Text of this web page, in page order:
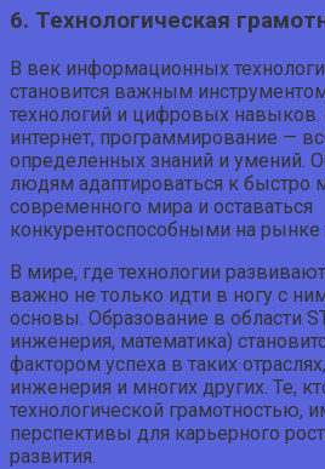
6. Технологическая
В век информационных
становится важным
технологий и цифровых
интернет, программирование —
определенных знаний и умений.
людям адаптироваться к
современного мира и оставаться
конкурентоспособными на рынке
В мире, где технологии
важно не только идти в ногу с
основы. Образование в области
инженерия, математика)
фактором успеха в таких
инженерия и многих других. Те,
технологической грамотностью,
перспективы для карьерного
развития.